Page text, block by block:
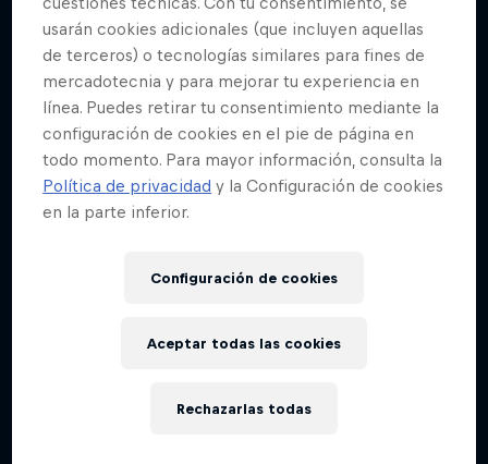
usarán cookies adicionales (que incluyen aquellas
de terceros) o tecnologías similares para fines de
mercadotecnia y para mejorar tu experiencia en
línea. Puedes retirar tu consentimiento mediante la
configuración de cookies en el pie de página en
todo momento. Para mayor información, consulta la
Política de privacidad y la Configuración de cookies
en la parte inferior.
Configuración de cookies
Rechazarlas todas
Aceptar todas las cookies